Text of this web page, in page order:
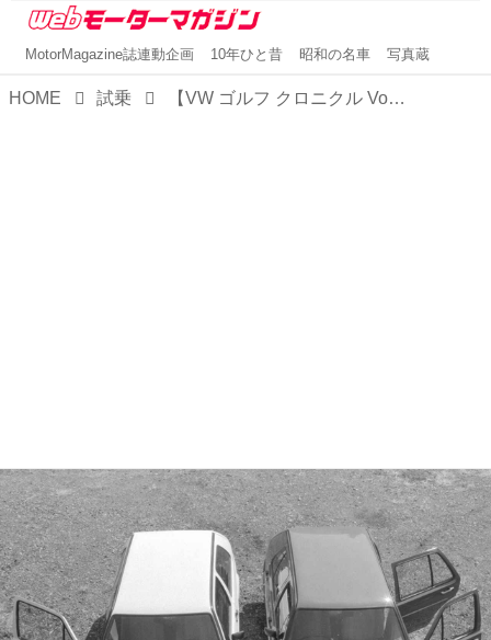
MotorMagazine誌連動企画 10年ひと昔 昭和の名車 写真蔵
HOME 試乗 【VW ゴルフ クロニクル Vol.1 ダイジェスト（5）】二代目ゴルフ 日本初試乗 1984年5月号